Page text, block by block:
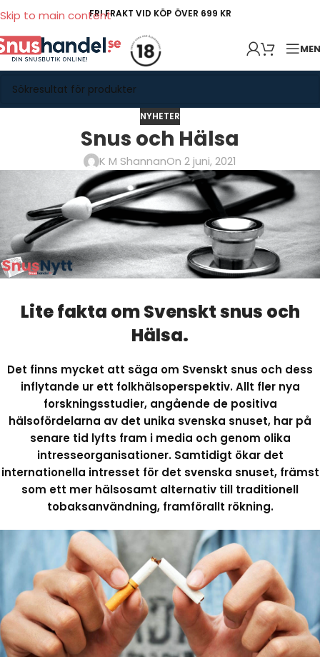
Skip to main contentFRI FRAKT VID KÖP ÖVER 699 KR
NYHETER
Snus och Hälsa
K M ShannanOn 2 juni, 2021
Lite fakta om Svenskt snus och
Hälsa.
Det finns mycket att säga om Svenskt snus och dess
inflytande ur ett folkhälsoperspektiv. Allt fler nya
forskningsstudier, angående de positiva
hälsofördelarna av det unika svenska snuset, har på
senare tid lyfts fram i media och genom olika
intresseorganisationer. Samtidigt ökar det
internationella intresset för det svenska snuset, främst
som ett mer hälsosamt alternativ till traditionell
tobaksanvändning, framförallt rökning.